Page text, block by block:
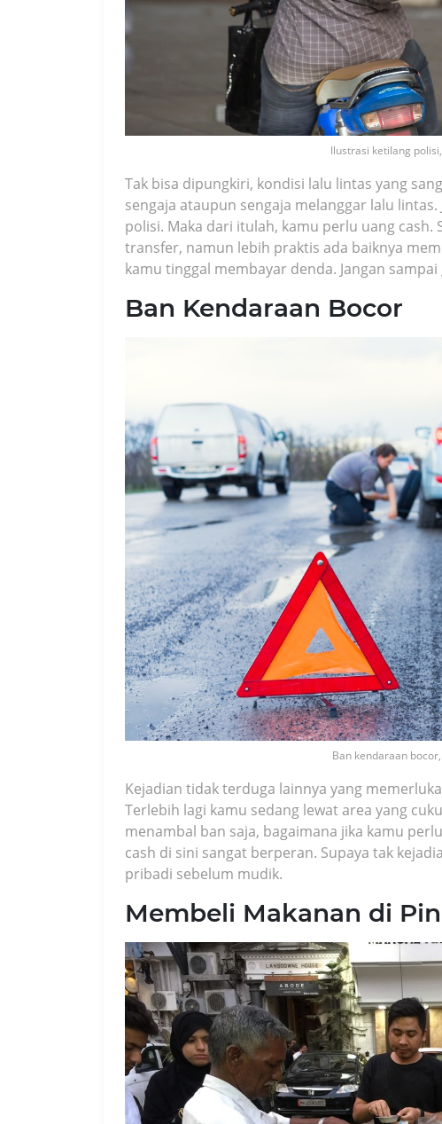
Ilustrasi ketilang
Tak bisa dipungkiri, kondisi lalu lintas yang
sengaja ataupun sengaja melanggar lalu
polisi. Maka dari itulah, kamu perlu uang cash.
transfer, namun lebih praktis ada baiknya
kamu tinggal membayar denda. Jangan
Ban Kendaraan Bocor
Ban kendaraan
Kejadian tidak terduga lainnya yang
Terlebih lagi kamu sedang lewat area yang
menambal ban saja, bagaimana jika kamu
cash di sini sangat berperan. Supaya tak
pribadi sebelum mudik.
Membeli Makanan di